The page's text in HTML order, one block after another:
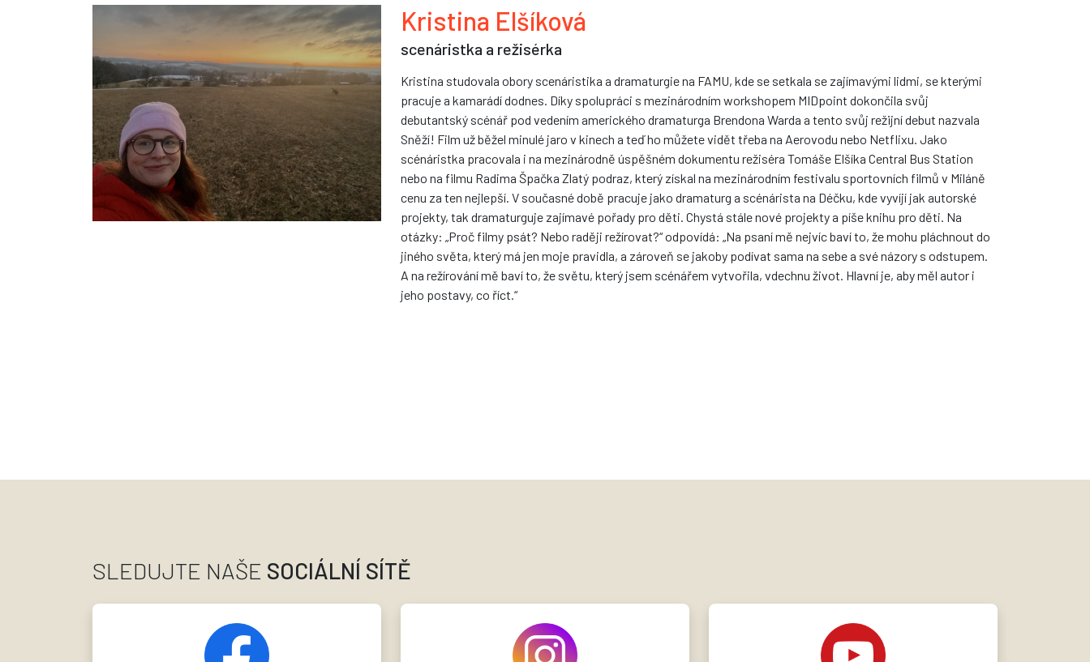
Kristina Elšíková
scenáristka a režisérka
Kristina studovala obory scenáristika a dramaturgie na FAMU, kde se setkala se zajímavými lidmi, se kterými
pracuje a kamarádí dodnes. Díky spolupráci s mezinárodním workshopem MIDpoint dokončila svůj
debutantský scénář pod vedením amerického dramaturga Brendona Warda a tento svůj režijní debut nazvala
Sněží! Film už běžel minulé jaro v kinech a teď ho můžete vidět třeba na Aerovodu nebo Netflixu. Jako
scénáristka pracovala i na mezinárodně úspěšném dokumentu režiséra Tomáše Elšíka Central Bus Station
nebo na filmu Radima Špačka Zlatý podraz, který získal na mezinárodním festivalu sportovních filmů v Miláně
cenu za ten nejlepší. V současné době pracuje jako dramaturg a scénárista na Déčku, kde vyvíjí jak autorské
projekty, tak dramaturguje zajímavé pořady pro děti. Chystá stále nové projekty a píše knihu pro děti. Na
otázky: „Proč filmy psát? Nebo raději režírovat?“ odpovídá: „Na psaní mě nejvíc baví to, že mohu pláchnout do
jiného světa, který má jen moje pravidla, a zároveň se jakoby podívat sama na sebe a své názory s odstupem.
A na režírování mě baví to, že světu, který jsem scénářem vytvořila, vdechnu život. Hlavní je, aby měl autor i
jeho postavy, co říct.“
SLEDUJTE NAŠE SOCIÁLNÍ SÍTĚ